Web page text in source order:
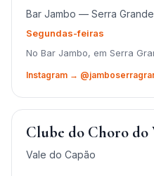
Bar Jambo — Serra
Segundas-feiras
No Bar Jambo, em Serra
Instagram →
Clube do Choro do
Vale do Capão